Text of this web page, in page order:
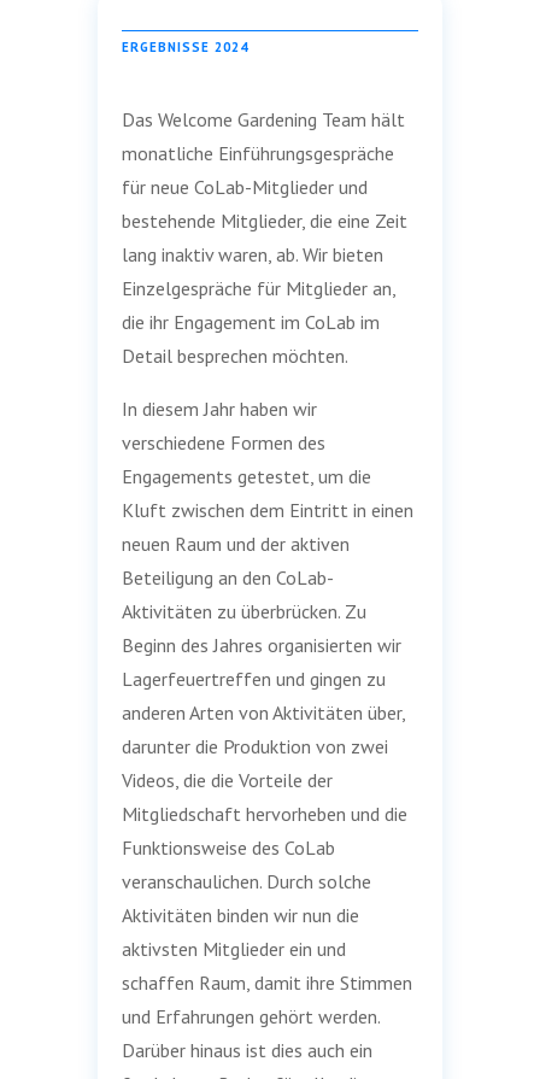
ERGEBNISSE 2024
Das Welcome Gardening Team hält
monatliche Einführungsgespräche
für neue CoLab-Mitglieder und
bestehende Mitglieder, die eine Zeit
lang inaktiv waren, ab. Wir bieten
Einzelgespräche für Mitglieder an,
die ihr Engagement im CoLab im
Detail besprechen möchten.
In diesem Jahr haben wir
verschiedene Formen des
Engagements getestet, um die
Kluft zwischen dem Eintritt in einen
neuen Raum und der aktiven
Beteiligung an den CoLab-
Aktivitäten zu überbrücken. Zu
Beginn des Jahres organisierten wir
Lagerfeuertreffen und gingen zu
anderen Arten von Aktivitäten über,
darunter die Produktion von zwei
Videos, die die Vorteile der
Mitgliedschaft hervorheben und die
Funktionsweise des CoLab
veranschaulichen. Durch solche
Aktivitäten binden wir nun die
aktivsten Mitglieder ein und
schaffen Raum, damit ihre Stimmen
und Erfahrungen gehört werden.
Darüber hinaus ist dies auch ein